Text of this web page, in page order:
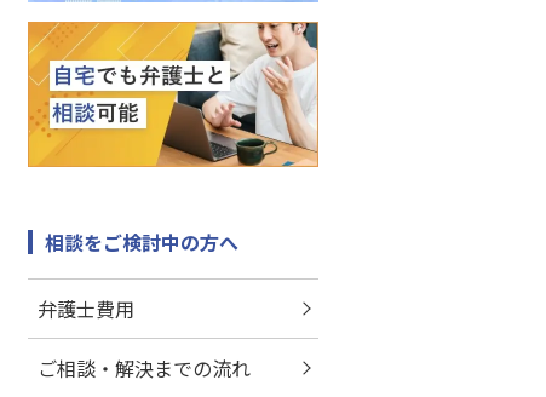
相談をご検討中の方へ
弁護士費用
ご相談・解決までの流れ